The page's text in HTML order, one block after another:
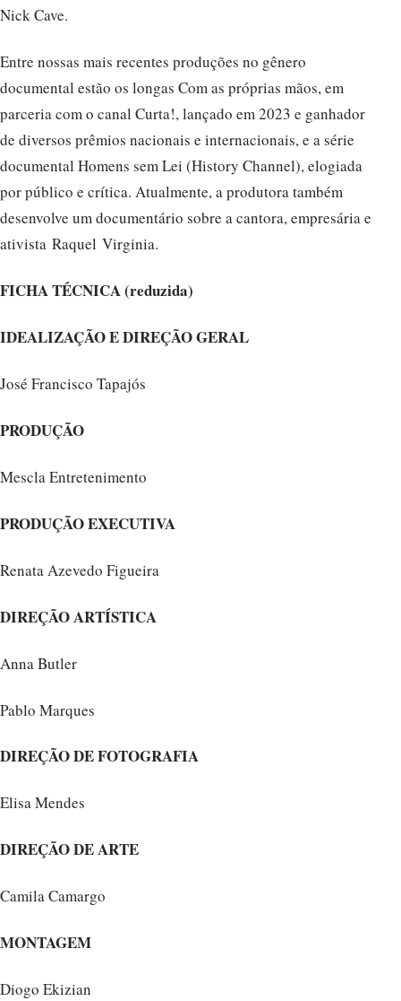
Nick Cave.
Entre nossas mais recentes produções no gênero
documental estão os longas Com as próprias mãos, em
parceria com o canal Curta!, lançado em 2023 e ganhador
de diversos prêmios nacionais e internacionais, e a série
documental Homens sem Lei (History Channel), elogiada
por público e crítica. Atualmente, a produtora também
desenvolve um documentário sobre a cantora, empresária e
ativista Raquel Virginia.
FICHA TÉCNICA (reduzida)
IDEALIZAÇÃO E DIREÇÃO GERAL
José Francisco Tapajós
PRODUÇÃO
Mescla Entretenimento
PRODUÇÃO EXECUTIVA
Renata Azevedo Figueira
DIREÇÃO ARTÍSTICA
Anna Butler
Pablo Marques
DIREÇÃO DE FOTOGRAFIA
Elisa Mendes
DIREÇÃO DE ARTE
Camila Camargo
MONTAGEM
Diogo Ekizian